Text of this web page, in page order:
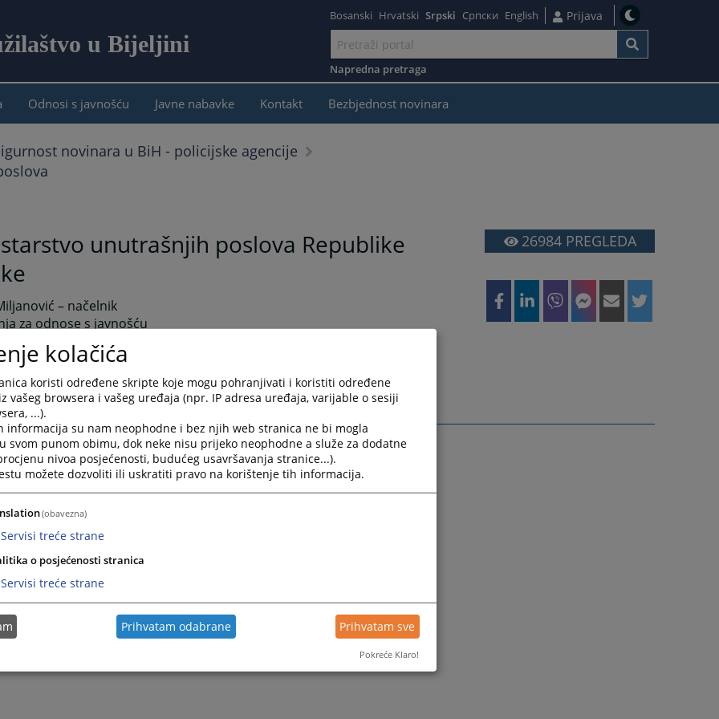
u Bijeljini
sadržaj
Bosanski Hrvatski Srpski Српски English Prijava
Napredna pretraga
Odnosi s javnošću Javne nabavke Kontakt Bezbjednost novinara
novinara u BiH - policijske agencije
unutrašnjih poslova Republike
– načelnik
za odnose s javnošću
481
240 018
26984PREGLEDA
kolačića
koristi određene skripte koje mogu pohranjivati i koristiti određene
vašeg browsera i vašeg uređaja (npr. IP adresa uređaja, varijable o sesiji
...).
informacija su nam neophodne i bez njih web stranica ne bi mogla
svom punom obimu, dok neke nisu prijeko neophodne a služe za dodatne
nivoa posjećenosti, budućeg usavršavanja stranice...).
možete dozvoliti ili uskratiti pravo na korištenje tih informacija.
(obavezna)
Servisi treće strane
o posjećenosti stranica
Servisi treće strane
Prihvatam odabrane Prihvatam sve
Pokreće Klaro!